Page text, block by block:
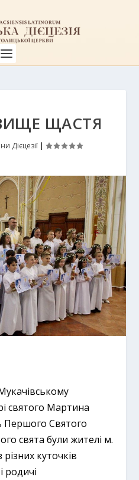
ЩАСТЯ
Дієцезії |
святого Мартина
Першого Святого
свята були жителі м.
куточків
родичі